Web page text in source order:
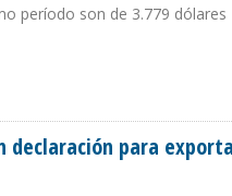
período son de 3.779 dólares
declaración para